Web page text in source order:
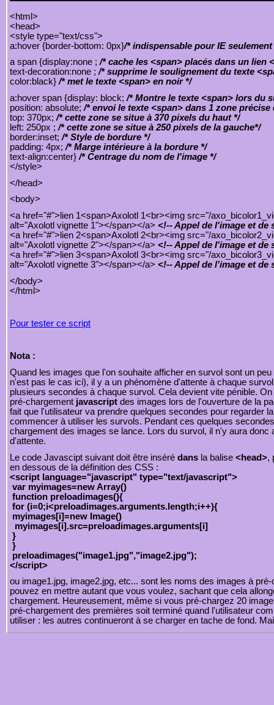
<html>
<head>
<style type="text/css">
a:hover {border-bottom: 0px}/* indispensable pour IE seulement
a span {display:none ; /* cache les <span> placés dans un lien
text-decoration:none ;/* supprime le soulignement du texte
color:black}/* met le texte <span> en noir */
a:hover span {display: block; /* Montre le texte <span> lors du
position: absolute; /* envoi le texte <span> dans 1 zone précise
top: 370px; /* cette zone se situe à 370 pixels du haut */
left: 250px ; /* cette zone se situe à 250 pixels de la gauche*/
border:inset; /* Style de bordure */
padding: 4px; /* Marge intérieure à la bordure */
text-align:center} /* Centrage du nom de l'image */
</style>
</head>
<body>
<a href="#">lien 1<span>Axolotl 1<br><img src="/
alt="Axolotl vignette 1"></span></a> <!-- Appel de l'image et de
<a href="#">lien 2<span>Axolotl 2<br><img src="/
alt="Axolotl vignette 2"></span></a> <!-- Appel de l'image et de
<a href="#">lien 3<span>Axolotl 3<br><img src="/
alt="Axolotl vignette 3"></span></a> <!-- Appel de l'image et de
</body>
</html>
Pour tester ce script
Nota :
Quand les images que l'on souhaite afficher en survol sont un
n'est pas le cas ici), il y a un phénomène d'attente à chaque
plusieurs secondes à chaque survol. Cela devient vite pénible.
pré-chargement javascript des images lors de l'ouverture de la
fait que l'utilisateur va prendre quelques secondes pour regarder
commencer à utiliser les survols. Pendant ces quelques
chargement des images se lance. Lors du survol, il n'y aura donc
d'attente.
Le code Javascipt suivant doit être inséré dans la balise <head>,
en dessous de la définition des CSS :
<script language="javascript" type="text/javascript">
var myimages=new Array()
function preloadimages(){
for (i=0;i<preloadimages.arguments.length;i++){
myimages[i]=new Image()
myimages[i].src=preloadimages.arguments[i]
}
}
preloadimages("image1.jpg","image2.jpg");
</script>
ou image1.jpg, image2.jpg, etc... sont les noms des images à pré-
pouvez en mettre autant que vous voulez, sachant que cela
chargement. Heureusement, même si vous pré-chargez 20
pré-chargement des premières soit terminé quand l'utilisateur
utiliser : les autres continueront à se charger en tache de fond.